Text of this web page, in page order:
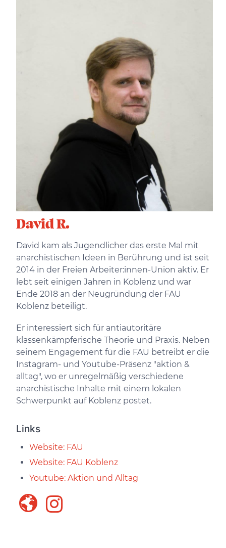
David R.
David kam als Jugendlicher das erste Mal mit
anarchistischen Ideen in Berührung und ist seit
2014 in der Freien Arbeiter:innen-Union aktiv. Er
lebt seit einigen Jahren in Koblenz und war
Ende 2018 an der Neugründung der FAU
Koblenz beteiligt.
Er interessiert sich für antiautoritäre
klassenkämpferische Theorie und Praxis. Neben
seinem Engagement für die FAU betreibt er die
Instagram- und Youtube-Präsenz "aktion &
alltag", wo er unregelmäßig verschiedene
anarchistische Inhalte mit einem lokalen
Schwerpunkt auf Koblenz postet.
Links
Website: FAU
Website: FAU Koblenz
Youtube: Aktion und Alltag